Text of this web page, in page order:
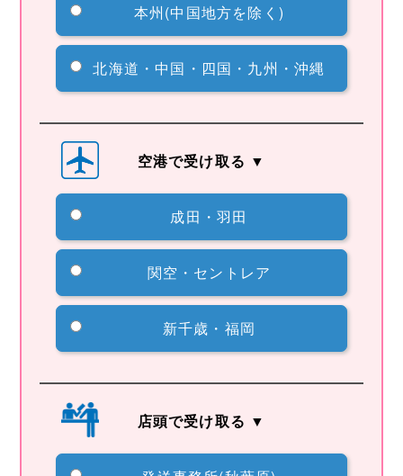
本州(中国地方を除く)
北海道・中国・四国・九州・沖縄
空港で受け取る ▼
成田・羽田
関空・セントレア
新千歳・福岡
店頭で受け取る ▼